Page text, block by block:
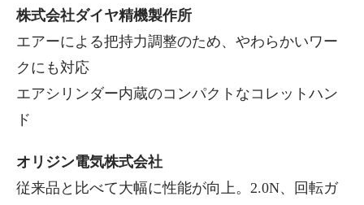
株式会社ダイヤ精機製作所
エアーによる把持力調整のため、やわらかいワー
クにも対応
エアシリンダー内蔵のコンパクトなコレットハン
ド
オリジン電気株式会社
従来品と比べて大幅に性能が向上。2.0N、回転ガ